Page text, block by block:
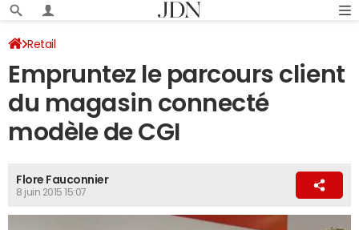
Retail
Empruntez le parcours client
du magasin connecté
modèle de CGI
Flore Fauconnier
8 juin 2015 15:07